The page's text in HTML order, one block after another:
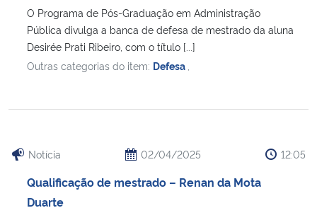
O Programa de Pós-Graduação em Administração
Pública divulga a banca de defesa de mestrado da aluna
Desirée Prati Ribeiro, com o título [...]
Outras categorias do item: Defesa
Notícia 02/04/2025 12:05
Qualificação de mestrado – Renan da Mota
Duarte